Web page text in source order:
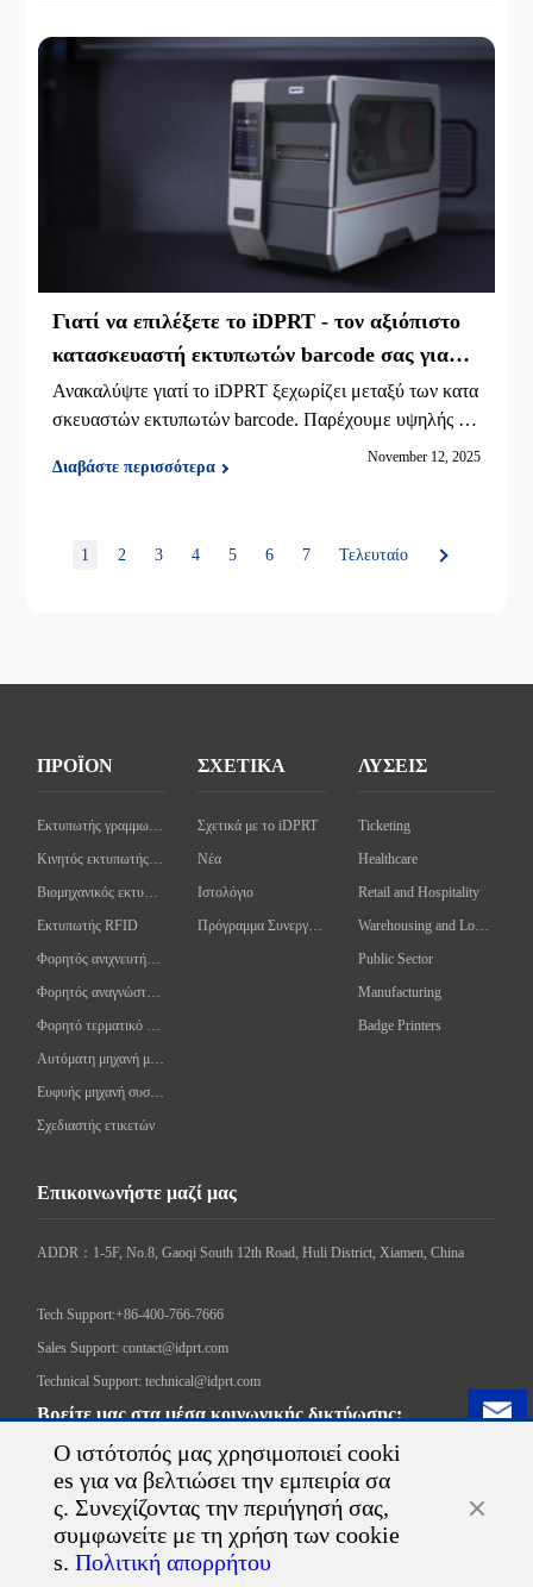
Γιατί να επιλέξετε το iDPRT - τον αξιόπιστο
κατασκευαστή εκτυπωτών barcode σας για
πιο έξυπνες λύσεις εκτύπωσης
Ανακαλύψτε γιατί το iDPRT ξεχωρίζει μεταξύ των κατα
σκευαστών εκτυπωτών barcode. Παρέχουμε υψηλής απ
όδοσης, αξιόπιστες και έξυπνες λύσεις εκτύπωσης barc
ode για παγκόσμιες επιχειρήσεις.
Διαβάστε περισσότερα
November 12, 2025
1 2 3 4 5 6 7 Τελευταίο
Ο ιστότοπός μας χρησιμοποιεί cooki
es για να βελτιώσει την εμπειρία σα
ς. Συνεχίζοντας την περιήγησή σας,
συμφωνείτε με τη χρήση των cookie
s. Πολιτική απορρήτου
ΠΡΟΪΟΝ
Εκτυπωτής γραμμωτού κώδικα επιφάνειας εργασίας
Κινητός εκτυπωτής γραμμωτού κώδικα
Βιομηχανικός εκτυπωτής γραμμωτών κωδίκων
Εκτυπωτής RFID
Φορητός ανιχνευτής γραμμωτού κώδικα
Φορητός αναγνώστης/συγγραφέας RFID
Φορητό τερματικό δεδομένων
Αυτόματη μηχανή μαρκαρίσματος
Ευφυής μηχανή συσκευασίας
Σχεδιαστής ετικετών
ΣΧΕΤΙΚΑ
Σχετικά με το iDPRT
Νέα
Ιστολόγιο
Πρόγραμμα Συνεργάτη
ΛΥΣΕΙΣ
Ticketing
Healthcare
Retail and Hospitality
Warehousing and Logistics
Public Sector
Manufacturing
Badge Printers
Επικοινωνήστε μαζί μας
ADDR：1-5F, No.8, Gaoqi South 12th Road, Huli District, Xiamen, China
Tech Support:+86-400-766-7666
Sales Support: contact@idprt.com
Technical Support: technical@idprt.com
Βρείτε μας στα μέσα κοινωνικής δικτύωσης:
©2026 Xiamen Hanin Co., Ltd.